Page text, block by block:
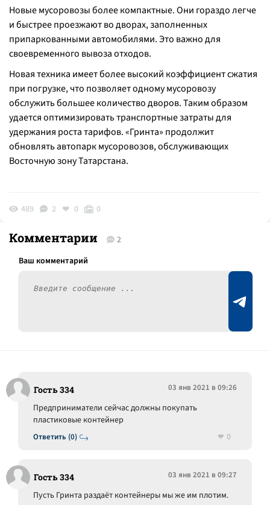
Новые мусоровозы более компактные. Они гораздо легче
и быстрее проезжают во дворах, заполненных
припаркованными автомобилями. Это важно для
своевременного вывоза отходов.
Новая техника имеет более высокий коэффициент сжатия
при погрузке, что позволяет одному мусоровозу
обслужить большее количество дворов. Таким образом
удается оптимизировать транспортные затраты для
удержания роста тарифов. «Гринта» продолжит
обновлять автопарк мусоровозов, обслуживающих
Восточную зону Татарстана.
489 2 0 0
Комментарии 2
Гость 334 03 янв 2021 в 09:26
Ответить (0)
Предприниматели сейчас должны покупать
пластиковые контейнер
0
Гость 334 03 янв 2021 в 09:27
Пусть Гринта раздаёт контейнеры мы же им плотим.